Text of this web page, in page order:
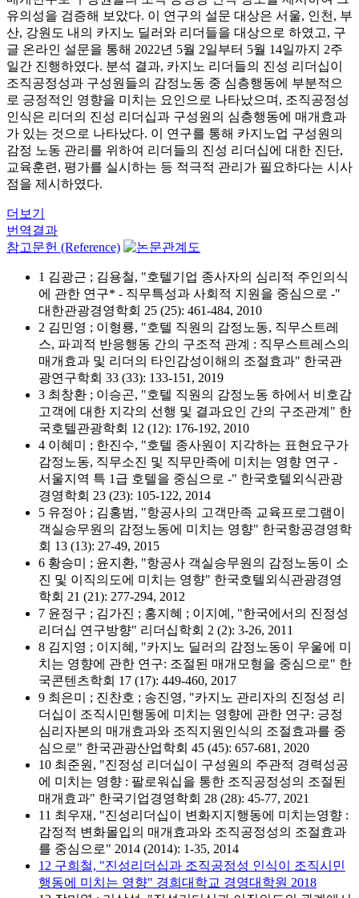
유의성을 검증해 보았다. 이 연구의 설문 대상은 서울, 인천, 부
산, 강원도 내의 카지노 딜러와 리더들을 대상으로 하였고, 구
글 온라인 설문을 통해 2022년 5월 2일부터 5월 14일까지 2주
일간 진행하였다. 분석 결과, 카지노 리더들의 진성 리더십이
조직공정성과 구성원들의 감정노동 중 심층행동에 부분적으
로 긍정적인 영향을 미치는 요인으로 나타났으며, 조직공정성
인식은 리더의 진성 리더십과 구성원의 심층행동에 매개효과
가 있는 것으로 나타났다. 이 연구를 통해 카지노업 구성원의
감정 노동 관리를 위하여 리더들의 진성 리더십에 대한 진단,
교육훈련, 평가를 실시하는 등 적극적 관리가 필요하다는 시사
점을 제시하였다.
더보기
번역결과
참고문헌 (Reference)
1 김광근 ; 김용철, "호텔기업 종사자의 심리적 주인의식
에 관한 연구* - 직무특성과 사회적 지원을 중심으로 -"
대한관광경영학회 25 (25): 461-484, 2010
2 김민영 ; 이형룡, "호텔 직원의 감정노동, 직무스트레
스, 파괴적 반응행동 간의 구조적 관계 : 직무스트레스의
매개효과 및 리더의 타인감성이해의 조절효과" 한국관
광연구학회 33 (33): 133-151, 2019
3 최창환 ; 이승곤, "호텔 직원의 감정노동 하에서 비호감
고객에 대한 지각의 선행 및 결과요인 간의 구조관계" 한
국호텔관광학회 12 (12): 176-192, 2010
4 이혜미 ; 한진수, "호텔 종사원이 지각하는 표현요구가
감정노동, 직무소진 및 직무만족에 미치는 영향 연구 -
서울지역 특 1급 호텔을 중심으로 -" 한국호텔외식관광
경영학회 23 (23): 105-122, 2014
5 유정아 ; 김홍범, "항공사의 고객만족 교육프로그램이
객실승무원의 감정노동에 미치는 영향" 한국항공경영학
회 13 (13): 27-49, 2015
6 황승미 ; 윤지환, "항공사 객실승무원의 감정노동이 소
진 및 이직의도에 미치는 영향" 한국호텔외식관광경영
학회 21 (21): 277-294, 2012
7 윤정구 ; 김가진 ; 홍지혜 ; 이지예, "한국에서의 진정성
리더십 연구방향" 리더십학회 2 (2): 3-26, 2011
8 김지영 ; 이지혜, "카지노 딜러의 감정노동이 우울에 미
치는 영향에 관한 연구: 조절된 매개모형을 중심으로" 한
국콘텐츠학회 17 (17): 449-460, 2017
9 최은미 ; 진찬호 ; 송진영, "카지노 관리자의 진정성 리
더십이 조직시민행동에 미치는 영향에 관한 연구: 긍정
심리자본의 매개효과와 조직지원인식의 조절효과를 중
심으로" 한국관광산업학회 45 (45): 657-681, 2020
10 최준원, "진정성 리더십이 구성원의 주관적 경력성공
에 미치는 영향 : 팔로워십을 통한 조직공정성의 조절된
매개효과" 한국기업경영학회 28 (28): 45-77, 2021
11 최우재, "진성리더십이 변화지지행동에 미치는영향 :
감정적 변화몰입의 매개효과와 조직공정성의 조절효과
를 중심으로" 2014 (2014): 1-35, 2014
12 구희철, "진성리더십과 조직공정성 인식이 조직시민
행동에 미치는 영향" 경희대학교 경영대학원 2018